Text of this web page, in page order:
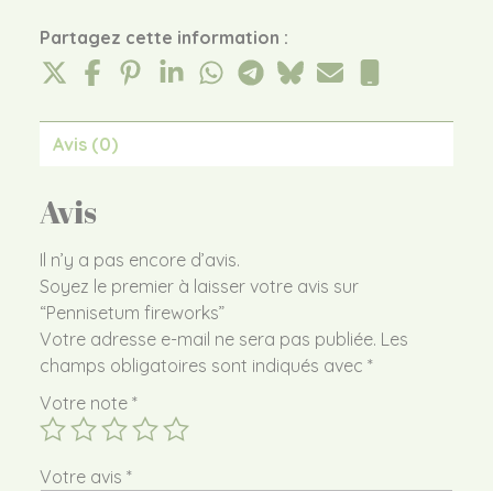
Partagez cette information :
Avis (0)
Avis
Il n’y a pas encore d’avis.
Soyez le premier à laisser votre avis sur
“Pennisetum fireworks”
Votre adresse e-mail ne sera pas publiée. Les
champs obligatoires sont indiqués avec *
Votre note *
Votre avis *